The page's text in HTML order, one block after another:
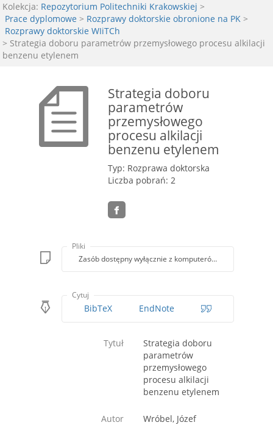
Kolekcja: Repozytorium Politechniki Krakowskiej >
Prace dyplomowe > Rozprawy doktorskie obronione na PK >
Rozprawy doktorskie WIiTCh
> Strategia doboru parametrów przemysłowego procesu alkilacji
benzenu etylenem
Strategia doboru
parametrów
przemysłowego
procesu alkilacji
benzenu etylenem
Typ: Rozprawa doktorska
Liczba pobrań: 2
Pliki
Zasób dostępny wyłącznie z komputerów Biblioteki PK
Cytuj
BibTeX EndNote
Tytuł
Strategia doboru
parametrów
przemysłowego
procesu alkilacji
benzenu etylenem
Autor Wróbel, Józef